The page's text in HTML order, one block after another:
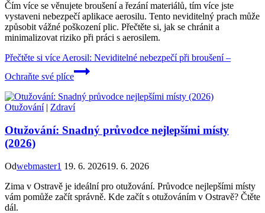
Čím více se věnujete broušení a řezání materiálů, tím více jste
vystaveni nebezpečí aplikace aerosilu. Tento neviditelný prach může
způsobit vážné poškození plic. Přečtěte si, jak se chránit a
minimalizovat riziko při práci s aerosilem.
Přečtěte si více Aerosil: Neviditelné nebezpečí při broušení –
Ochraňte své plíce
Otužování| Zdraví
Otužování: Snadný průvodce nejlepšími místy
(2026)
Odwebmaster1 19. 6. 202619. 6. 2026
Zima v Ostravě je ideální pro otužování. Průvodce nejlepšími místy
vám pomůže začít správně. Kde začít s otužováním v Ostravě? Čtěte
dál.